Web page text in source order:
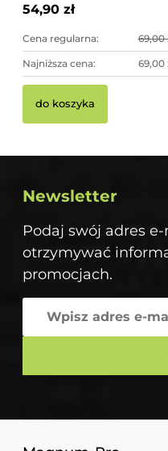
54,90 zł
Cena regularna: 69,00
Najniższa cena: 69,00
do koszyka
Newsletter
Podaj swój adres
otrzymywać
promocjach.